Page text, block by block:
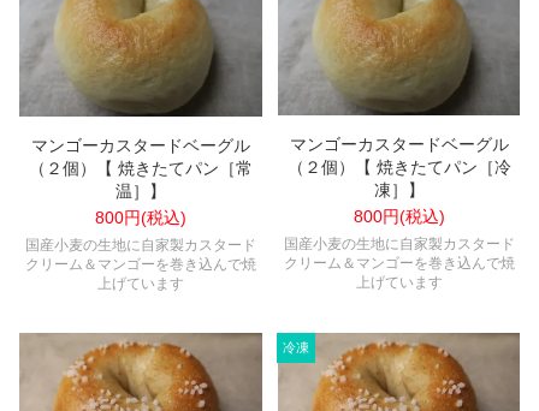
マンゴーカスタードベーグル
（２個）【 焼きたてパン［常
温］】
800円(税込)
国産小麦の生地に自家製カスタード
クリーム＆マンゴーを巻き込んで焼
上げています
マンゴーカスタードベーグル
（２個）【 焼きたてパン［冷
凍］】
800円(税込)
国産小麦の生地に自家製カスタード
クリーム＆マンゴーを巻き込んで焼
上げています